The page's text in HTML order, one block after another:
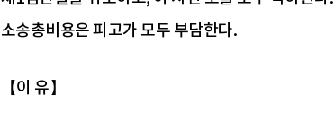
소송총비용은 피고가 모두 부담한다.
【이 유】